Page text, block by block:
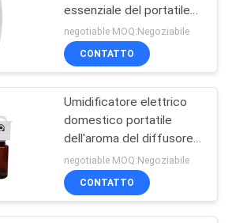
di
75
49
essenziale del portatile
del purificatore dell'aria
dell'automobile
negotiable MOQ:Negoziabile
CONTATTO
Umidificatore elettrico
domestico portatile
dell'aroma del diffusore
dell'aroma per la vendita
al dettaglio
negotiable MOQ:Negoziabile
CONTATTO